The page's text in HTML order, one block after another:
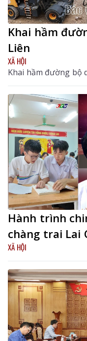
Khai hầm
Liên
XÃ HỘI
Khai hầm đường bộ
Hành trình
chàng trai Lai
XÃ HỘI